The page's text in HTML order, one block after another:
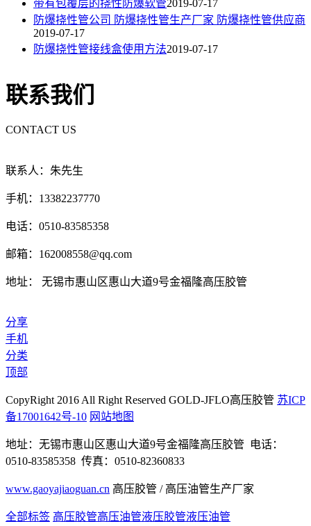
带有包覆层的挠性防爆软管2019-07-17
防爆挠性管公司 防爆挠性管生产厂家 防爆挠性管供应商
2019-07-17
防爆挠性管接线盒使用方法2019-07-17
联系我们
CONTACT US
联系人：朱先生
手机：13382237770
电话：0510-83585358
邮箱：162008558@qq.com
地址： 无锡市惠山区惠山大道9号金福隆高压胶管
分享
手机
分类
顶部
CopyRight 2016 All Right Reserved GOLD-JFLO高压胶管 苏ICP
备17001642号-10 网站地图
地址：无锡市惠山区惠山大道9号金福隆高压胶管 电话：
0510-83585358 传真：0510-82360833
www.gaoyajiaoguan.cn 高压胶管 / 高压油管生产厂家
全部标签 高压胶管高压油管液压胶管液压油管